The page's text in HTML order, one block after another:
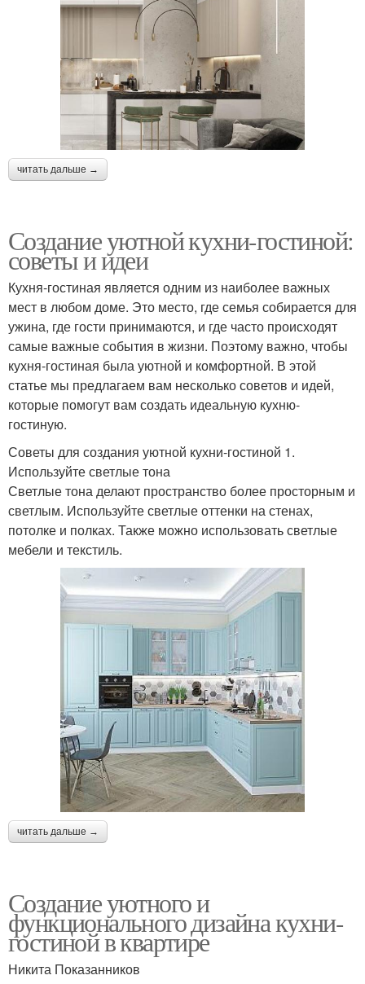
читать дальше →
Создание уютной кухни-гостиной:
советы и идеи
Кухня-гостиная является одним из наиболее важных
мест в любом доме. Это место, где семья собирается для
ужина, где гости принимаются, и где часто происходят
самые важные события в жизни. Поэтому важно, чтобы
кухня-гостиная была уютной и комфортной. В этой
статье мы предлагаем вам несколько советов и идей,
которые помогут вам создать идеальную кухню-
гостиную.
Советы для создания уютной кухни-гостиной 1.
Используйте светлые тона
Светлые тона делают пространство более просторным и
светлым. Используйте светлые оттенки на стенах,
потолке и полках. Также можно использовать светлые
мебели и текстиль.
читать дальше →
Создание уютного и
функционального дизайна кухни-
гостиной в квартире
Никита Показанников